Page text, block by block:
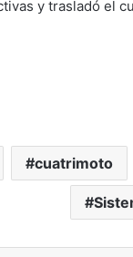
y trasladó el
cuatrimoto